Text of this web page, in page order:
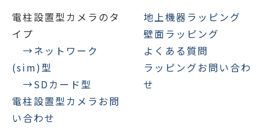
電柱設置型カメラのタ
イプ
→ネットワーク
(sim)型
→SDカード型
電柱設置型カメラお問
い合わせ
地上機器ラッピング
壁面ラッピング
よくある質問
ラッピングお問い合わ
せ